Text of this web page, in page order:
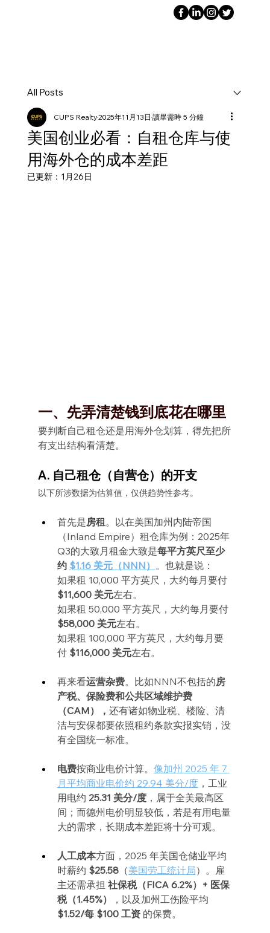
All Posts
美国创业必看：自租仓库与使
用海外仓的成本差距
CUPS Realty2025年11月13日 讀畢需時 5 分鐘
已更新： 1月26日
一、先弄清楚钱到底花在哪里
要判断自己租仓还是用海外仓划算，得先把所
有支出结构看清楚。
A. 自己租仓（自营仓）的开支
以下所涉数据为估算值，仅供趋势性参考。
首先是房租 。以在美国加州内陆帝国
（Inland Empire）租仓库为例：2025年
Q3的大致月租金大致是每平方英尺至少
约 $1.16 美元（NNN） 。也就是说：
如果租 10,000 平方英尺，大约每月要付
$11,600 美元左右。
如果租 50,000 平方英尺，大约每月要付
$58,000 美元左右。
如果租 100,000 平方英尺，大约每月要
付 $116,000 美元左右。
再来看运营杂费。比如NNN不包括的房
产税、保险费和公共区域维护费
（CAM）， 还有诸如物业税、楼险、清
洁与安保都要依照租约条款实报实销，没
有全国统一标准。
电费按商业电价计算。 像加州 2025 年 7
月平均商业电价约 29.94 美分/度，工业
用电约 25.31 美分/度，属于全美最高区
间；而德州电价明显较低，若是有用电量
大的需求，长期成本差距将十分可观。
人工成本方面，2025 年美国仓储业平均
时薪约 $25.58（美国劳工统计局）。雇
主还需承担 社保税（FICA 6.2%）+ 医保
税（1.45%）
，以及加州工伤险平均
$1.52/每 $100 工资 的保费。